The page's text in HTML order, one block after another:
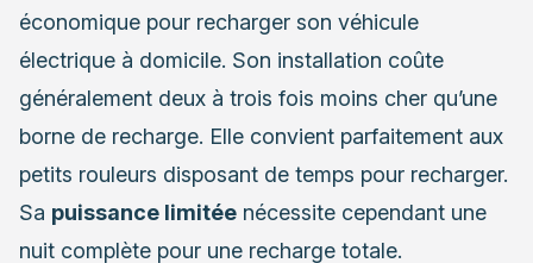
économique pour recharger son véhicule
électrique à domicile. Son installation coûte
généralement deux à trois fois moins cher qu’une
borne de recharge. Elle convient parfaitement aux
petits rouleurs disposant de temps pour recharger.
Sa puissance limitée nécessite cependant une
nuit complète pour une recharge totale.